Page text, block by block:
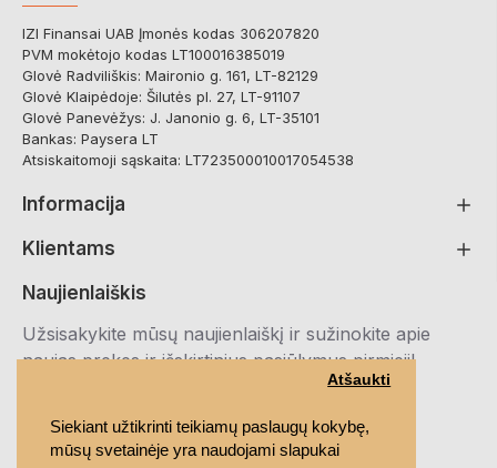
Siekiant užtikrinti teikiamų paslaugų kokybę,
mūsų svetainėje yra naudojami slapukai
Atšaukti
IZI Finansai UAB Įmonės kodas 306207820
PVM mokėtojo kodas LT100016385019
Glovė Radviliškis: Maironio g. 161, LT-82129
Glovė Klaipėdoje: Šilutės pl. 27, LT-91107
Glovė Panevėžys: J. Janonio g. 6, LT-35101
Bankas: Paysera LT
Atsiskaitomoji sąskaita: LT723500010017054538
Informacija
Klientams
Naujienlaiškis
Užsisakykite mūsų naujienlaiškį ir sužinokite apie
naujas prekes ir išskirtinius pasiūlymus pirmieji!
Susipažinau ir sutinku su Privatumo politika